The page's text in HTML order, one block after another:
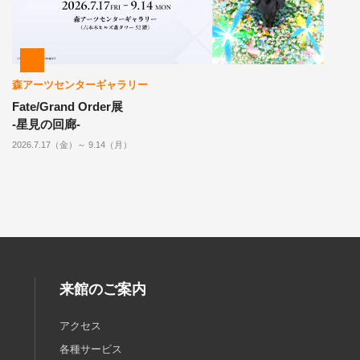
森アーツセンターギャラリー
Fate/Grand Order展
-星見の回廊-
2026.7.17（金）～ 9.14（月）
来館のご案内
アクセス
各種サービス